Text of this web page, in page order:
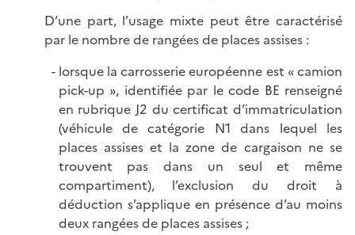
D’une part, l’usage mixte peut être caractérisé
par le nombre de rangées de places assises :
lorsque la carrosserie européenne est « camion
pick-up », identifiée par le code BE renseigné
en rubrique J2 du certificat d’immatriculation
(véhicule de catégorie N1 dans lequel les
places assises et la zone de cargaison ne se
trouvent pas dans un seul et même
compartiment), l’exclusion du droit à
déduction s’applique en présence d’au moins
deux rangées de places assises ;